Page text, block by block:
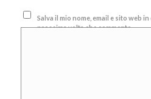
Salva il mio nome, email e sito web
prossima volta che commento.